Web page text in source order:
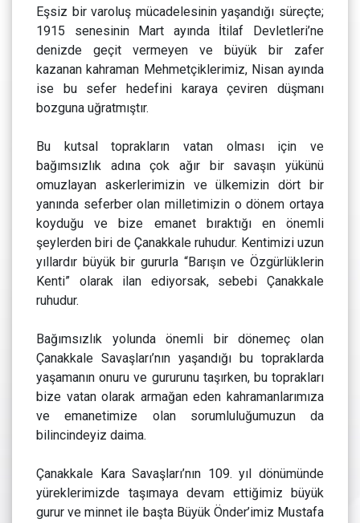
Eşsiz bir varoluş mücadelesinin yaşandığı süreçte;
1915 senesinin Mart ayında İtilaf Devletleri’ne
denizde geçit vermeyen ve büyük bir zafer
kazanan kahraman Mehmetçiklerimiz, Nisan ayında
ise bu sefer hedefini karaya çeviren düşmanı
bozguna uğratmıştır.
Bu kutsal toprakların vatan olması için ve
bağımsızlık adına çok ağır bir savaşın yükünü
omuzlayan askerlerimizin ve ülkemizin dört bir
yanında seferber olan milletimizin o dönem ortaya
koyduğu ve bize emanet bıraktığı en önemli
şeylerden biri de Çanakkale ruhudur. Kentimizi uzun
yıllardır büyük bir gururla “Barışın ve Özgürlüklerin
Kenti” olarak ilan ediyorsak, sebebi Çanakkale
ruhudur.
Bağımsızlık yolunda önemli bir dönemeç olan
Çanakkale Savaşları’nın yaşandığı bu topraklarda
yaşamanın onuru ve gururunu taşırken, bu toprakları
bize vatan olarak armağan eden kahramanlarımıza
ve emanetimize olan sorumluluğumuzun da
bilincindeyiz daima.
Çanakkale Kara Savaşları’nın 109. yıl dönümünde
yüreklerimizde taşımaya devam ettiğimiz büyük
gurur ve minnet ile başta Büyük Önder’imiz Mustafa